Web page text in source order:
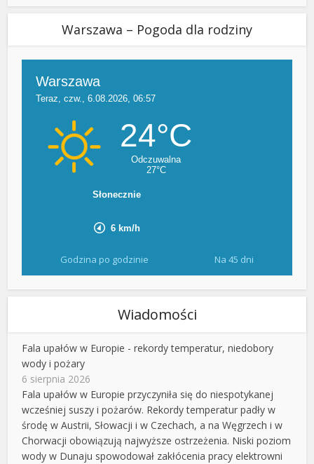
Warszawa – Pogoda dla rodziny
Godzina po godzinie Na 45 dni
Wiadomości
Fala upałów w Europie - rekordy temperatur, niedobory
wody i pożary
6 sierpnia 2026
Fala upałów w Europie przyczyniła się do niespotykanej
wcześniej suszy i pożarów. Rekordy temperatur padły w
środę w Austrii, Słowacji i w Czechach, a na Węgrzech i w
Chorwacji obowiązują najwyższe ostrzeżenia. Niski poziom
wody w Dunaju spowodował zakłócenia pracy elektrowni